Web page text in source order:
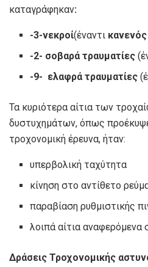
καταγράφηκαν:
-3-νεκροί(έναντι
-2- σοβαρά τραυματίες
-9- ελαφρά τραυματίες
Τα κυριότερα αίτια των
δυστυχημάτων, όπως
τροχονομική έρευνα, ήταν:
υπερβολική ταχύτητα
κίνηση στο αντίθετο
παραβίαση ρυθμιστικής
λοιπά αίτια αναφερόμενα
Δράσεις Τροχονομικής